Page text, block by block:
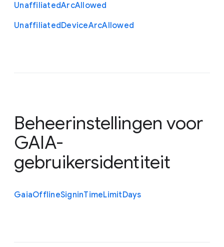
UnaffiliatedArcAllowed
UnaffiliatedDeviceArcAllowed
Beheerinstellingen voor
GAIA-
gebruikersidentiteit
GaiaOfflineSigninTimeLimitDays